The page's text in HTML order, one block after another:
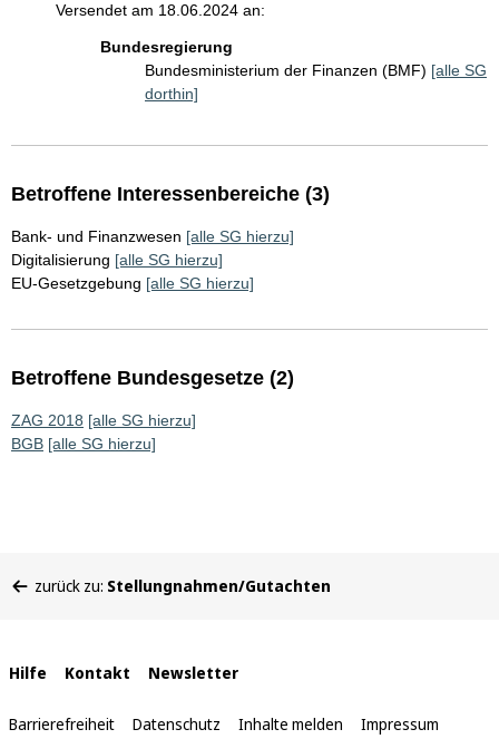
Versendet am 18.06.2024 an:
Bundesregierung
Bundesministerium der Finanzen (BMF) [alle SG
dorthin]
Betroffene Interessenbereiche (3)
Bank- und Finanzwesen [alle SG hierzu]
Digitalisierung [alle SG hierzu]
EU-Gesetzgebung [alle SG hierzu]
Betroffene Bundesgesetze (2)
ZAG 2018 [alle SG hierzu]
BGB [alle SG hierzu]
befinden
zurück zu: Stellungnahmen/Gutachten
Interne
Links
Hilfe Kontakt Newsletter
Barrierefreiheit Datenschutz Inhalte melden Impressum